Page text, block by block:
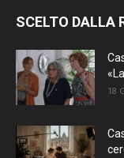
SCELTO DALLA
18